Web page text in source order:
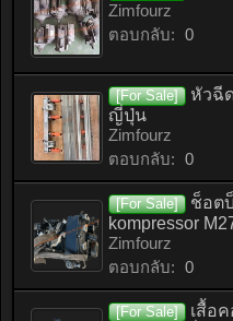
Zimfourz
ตอบกลับ: 0
[For Sale]
หัวฉี
ญี่ปุ่น
Zimfourz
ตอบกลับ: 0
[For Sale]
ช็อต
kompressor
Zimfourz
ตอบกลับ: 0
[For Sale]
เสื้อ